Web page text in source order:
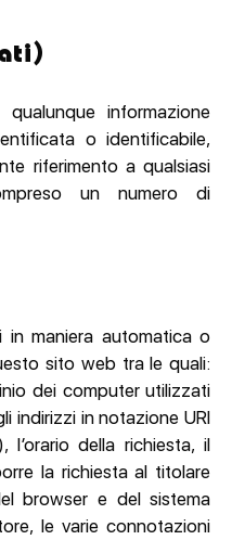
informazione
o identificabile,
riferimento a qualsiasi
un numero di
in maniera automatica o
sito web tra le quali:
dei computer utilizzati
indirizzi in notazione URI
l’orario della richiesta, il
la richiesta al titolare
browser e del sistema
le varie connotazioni